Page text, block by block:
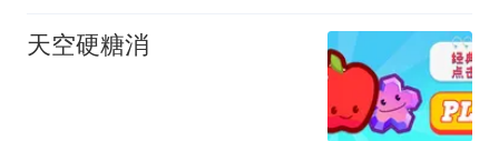
天空硬糖消